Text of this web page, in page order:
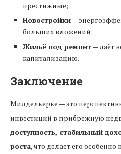
престижные;
Новостройки—
больших вложений;
Жильё под ремонт— даёт
капитализацию.
Заключение
Мидделкерке — это
инвестиций в прибрежную
доступность, стабильный
роста, что делает его